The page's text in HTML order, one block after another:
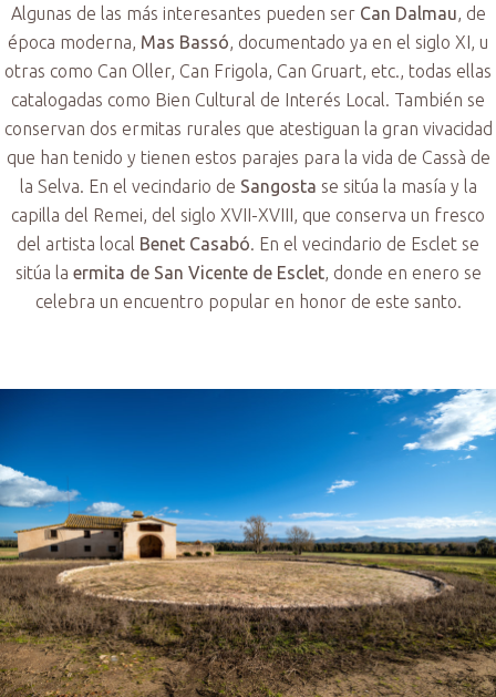
Algunas de las más interesantes pueden ser Can Dalmau, de
época moderna, Mas Bassó, documentado ya en el siglo XI, u
otras como Can Oller, Can Frigola, Can Gruart, etc., todas ellas
catalogadas como Bien Cultural de Interés Local. También se
conservan dos ermitas rurales que atestiguan la gran vivacidad
que han tenido y tienen estos parajes para la vida de Cassà de
la Selva. En el vecindario de Sangosta se sitúa la masía y la
capilla del Remei, del siglo XVII-XVIII, que conserva un fresco
del artista local Benet Casabó. En el vecindario de Esclet se
sitúa la ermita de San Vicente de Esclet, donde en enero se
celebra un encuentro popular en honor de este santo.